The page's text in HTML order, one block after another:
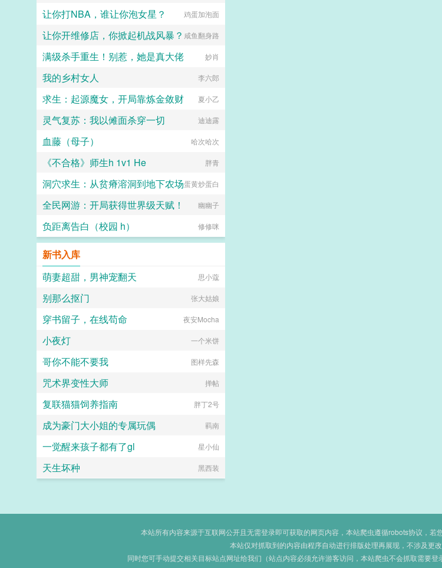
让你打NBA，谁让你泡女星？ 鸡蛋加泡面
让你开维修店，你掀起机战风暴？ 咸鱼翻身路
满级杀手重生！别惹，她是真大佬 妙肖
我的乡村女人 李六郎
求生：起源魔女，开局靠炼金敛财 夏小乙
灵气复苏：我以傩面杀穿一切 迪迪露
血藤（母子） 哈次哈次
《不合格》师生h 1v1 He 胖青
洞穴求生：从贫瘠溶洞到地下农场蛋黄炒蛋白
全民网游：开局获得世界级天赋！ 幽幽子
负距离告白（校园 h） 修修咪
新书入库
萌妻超甜，男神宠翻天
思小蔻
别那么抠门 张大姑娘
穿书留子，在线苟命 夜安Mocha
小夜灯 一个米饼
哥你不能不要我 图样先森
咒术界变性大师 掸帖
复联猫猫饲养指南 胖丁2号
成为豪门大小姐的专属玩偶 羁南
一觉醒来孩子都有了gl 星小仙
天生坏种 黑西装
本站所有内容来源于互联网公开且无需登录即可获取的网页内容，本站爬虫遵循robots协议，若
本站仅对抓取到的内容由程序自动进行排版处理再展现，不涉及更
同时您可手动提交相关目标站点网址给我们（站点内容必须允许游客访问，本站爬虫不会抓取需要